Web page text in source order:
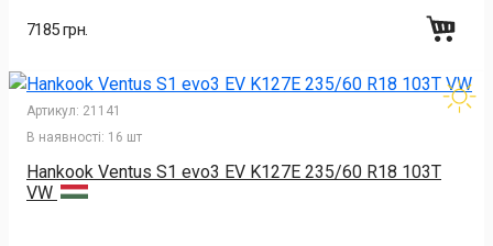
7185 грн.
Артикул: 21141
В наявності: 16 шт
Hankook Ventus S1 evo3 EV K127E 235/60 R18 103T
VW